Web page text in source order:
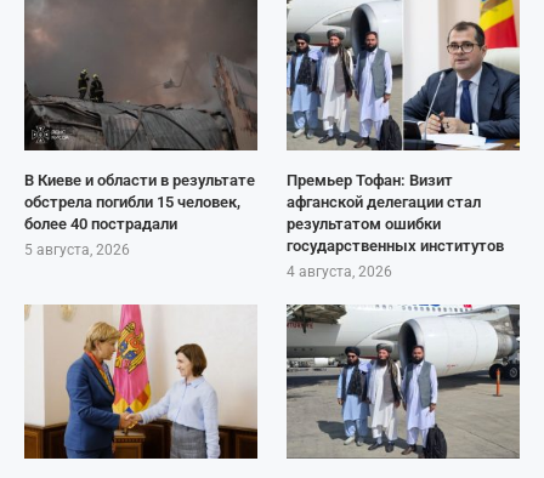
В Киеве и области в результате
обстрела погибли 15 человек,
более 40 пострадали
5 августа, 2026
Премьер Тофан: Визит
афганской делегации стал
результатом ошибки
государственных институтов
4 августа, 2026